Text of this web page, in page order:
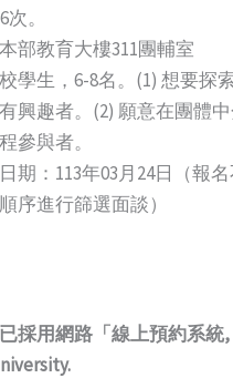
。
部教育大樓311團輔室
學生，6-8名。(1) 想要探
興趣者。(2) 願意在團體
參與者。
期：113年03月24日（報
序進行篩選面談）
採用網路「線上預約系統,